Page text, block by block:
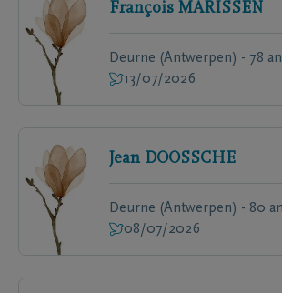
François MARISSEN
Deurne (Antwerpen) - 78
13/07/2026
Jean DOOSSCHE
Deurne (Antwerpen) - 80
08/07/2026